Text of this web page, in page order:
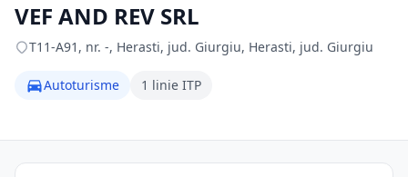
VEF AND REV SRL
T11-A91, nr. -, Herasti, jud. Giurgiu, Herasti, jud. Giurgiu
Autoturisme 1 linie ITP